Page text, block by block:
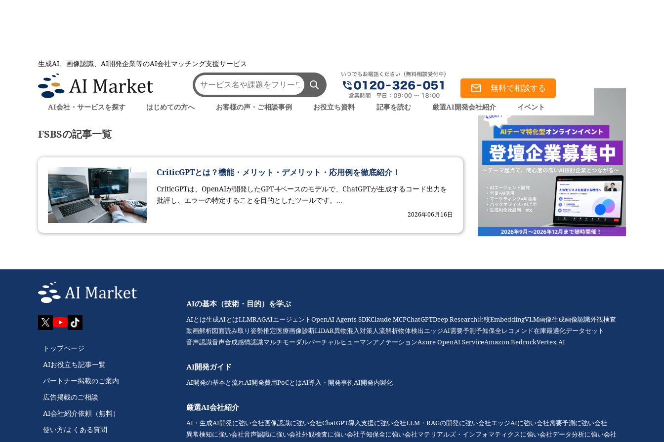
生成AI、画像認識、AI開発企業等のAI会社マッチング支援サービス
無料で相談する
AI会社・サービスを探す はじめての方へ お客様の声・ご相談事例 お役立ち資料 記事を読む 厳選AI開発会社紹介 イベント
AI会社とのマッチングは AI Market 記事一覧 FSBS
記事一覧
FSBSの記事一覧
CriticGPTとは？機能・メリット・デメリット・応用例を徹底紹介！
CriticGPTは、OpenAIが開発したGPT-4ベースのモデルで、ChatGPTが生成するコード出力を
批評し、エラーの特定することを目的としたツールです。...
2026年06月16日
トップページ
AIお役立ち記事一覧
パートナー掲載のご案内
広告掲載のご相談
AI会社紹介依頼（無料）
使い方/よくある質問
AIの基本（技術・目的）を学ぶ
AIとは生成AIとはLLMRAGAIエージェントOpenAI Agents SDKClaude MCPChatGPTDeep Research比較EmbeddingVLM画像生成画像認識外観検査
動画解析図面読み取り姿勢推定医療画像診断LiDAR異物混入対策人流解析物体検出エッジAI需要予測予知保全レコメンド在庫最適化データセット
音声認識音声合成感情認識マルチモーダルバーチャルヒューマンアノテーションAzure OpenAI ServiceAmazon BedrockVertex AI
AI開発ガイド
AI開発の基本と流れAI開発費用PoCとはAI導入・開発事例AI開発内製化
厳選AI会社紹介
AI・生成AI開発に強い会社画像認識に強い会社ChatGPT導入支援に強い会社LLM・RAGの開発に強い会社エッジAIに強い会社需要予測に強い会社
異常検知に強い会社音声認識に強い会社外観検査に強い会社予知保全に強い会社マテリアルズ・インフォマティクスに強い会社データ分析に強い会社